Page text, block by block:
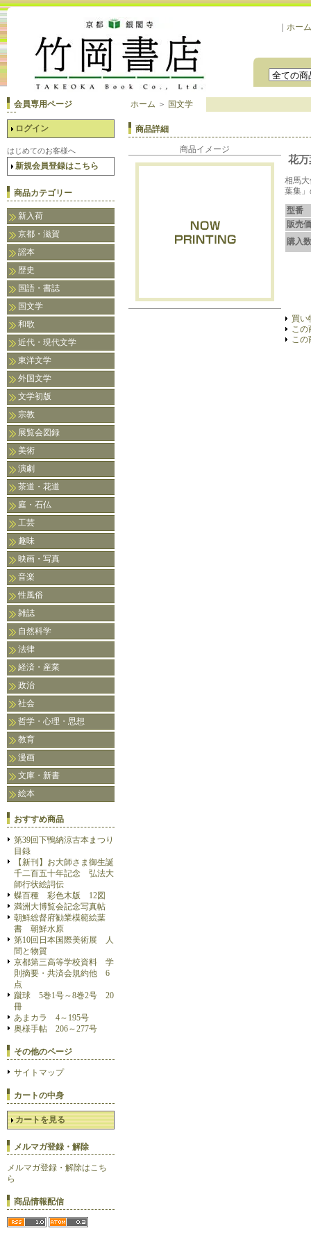
ホーム
会員専用ページ
ログイン
はじめてのお客様へ
新規会員登録はこちら
商品カテゴリー
新入荷
京都・滋賀
謡本
歴史
国語・書誌
国文学
和歌
近代・現代文学
東洋文学
外国文学
文学初版
宗教
展覧会図録
美術
演劇
茶道・花道
庭・石仏
工芸
趣味
映画・写真
音楽
性風俗
雑誌
自然科学
法律
経済・産業
政治
社会
哲学・心理・思想
教育
漫画
文庫・新書
絵本
おすすめ商品
第39回下鴨納涼古本まつり
目録
【新刊】お大師さま御生誕
千二百五十年記念 弘法大
師行状絵詞伝
蝶百種 彩色木版 12図
満洲大博覧会記念写真帖
朝鮮総督府勧業模範絵葉
書 朝鮮水原
第10回日本国際美術展 人
間と物質
京都第三高等学校資料 学
則摘要・共済会規約他 6
点
蹴球 5巻1号～8巻2号 20
冊
あまカラ 4～195号
奥様手帖 206～277号
その他のページ
サイトマップ
カートの中身
カートを見る
メルマガ登録・解除
メルマガ登録・解除はこち
ら
商品情報配信
ホーム ＞ 国文学
商品詳細
商品イメージ
花万
相馬
葉集
型番
販売
購入数
買い
この
この